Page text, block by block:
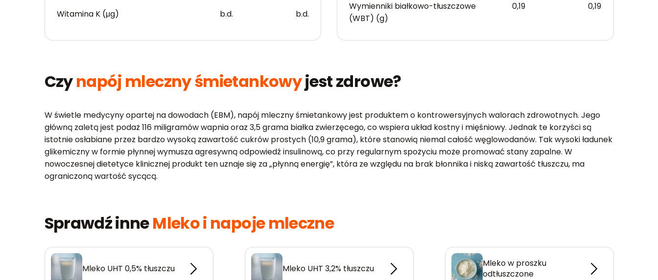
Witamina K (μg)
b.d. b.d.
Wymienniki białkowo-tłuszczowe
(WBT) (g)
0,19 0,19
Czynapój mleczny śmietankowyjest zdrowe?
W świetle medycyny opartej na dowodach (EBM), napój mleczny śmietankowy jest produktem o kontrowersyjnych walorach zdrowotnych. Jego
główną zaletą jest podaż 116 miligramów wapnia oraz 3,5 grama białka zwierzęcego, co wspiera układ kostny i mięśniowy. Jednak te korzyści są
istotnie osłabiane przez bardzo wysoką zawartość cukrów prostych (10,9 grama), które stanowią niemal całość węglowodanów. Tak wysoki ładunek
glikemiczny w formie płynnej wymusza agresywną odpowiedź insulinową, co przy regularnym spożyciu może promować stany zapalne. W
nowoczesnej dietetyce klinicznej produkt ten uznaje się za „płynną energię”, która ze względu na brak błonnika i niską zawartość tłuszczu, ma
ograniczoną wartość sycącą.
Sprawdź inneMleko i napoje mleczne
Mleko UHT 0,5% tłuszczu Mleko UHT 3,2% tłuszczu
Mleko w proszku
odtłuszczone